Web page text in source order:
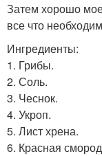
Затем хорошо
все что
Ингредиенты:
1. Грибы.
2. Соль.
3. Чеснок.
4. Укроп.
5. Лист хрена.
6. Красная